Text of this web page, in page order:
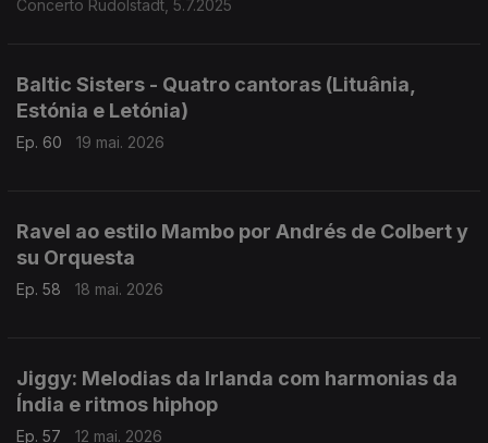
Concerto Rudolstadt, 5.7.2025
Baltic Sisters - Quatro cantoras (Lituânia,
Estónia e Letónia)
Ep. 60 19 mai. 2026
Ravel ao estilo Mambo por Andrés de Colbert y
su Orquesta
Ep. 58 18 mai. 2026
Jiggy: Melodias da Irlanda com harmonias da
Índia e ritmos hiphop
Ep. 57 12 mai. 2026